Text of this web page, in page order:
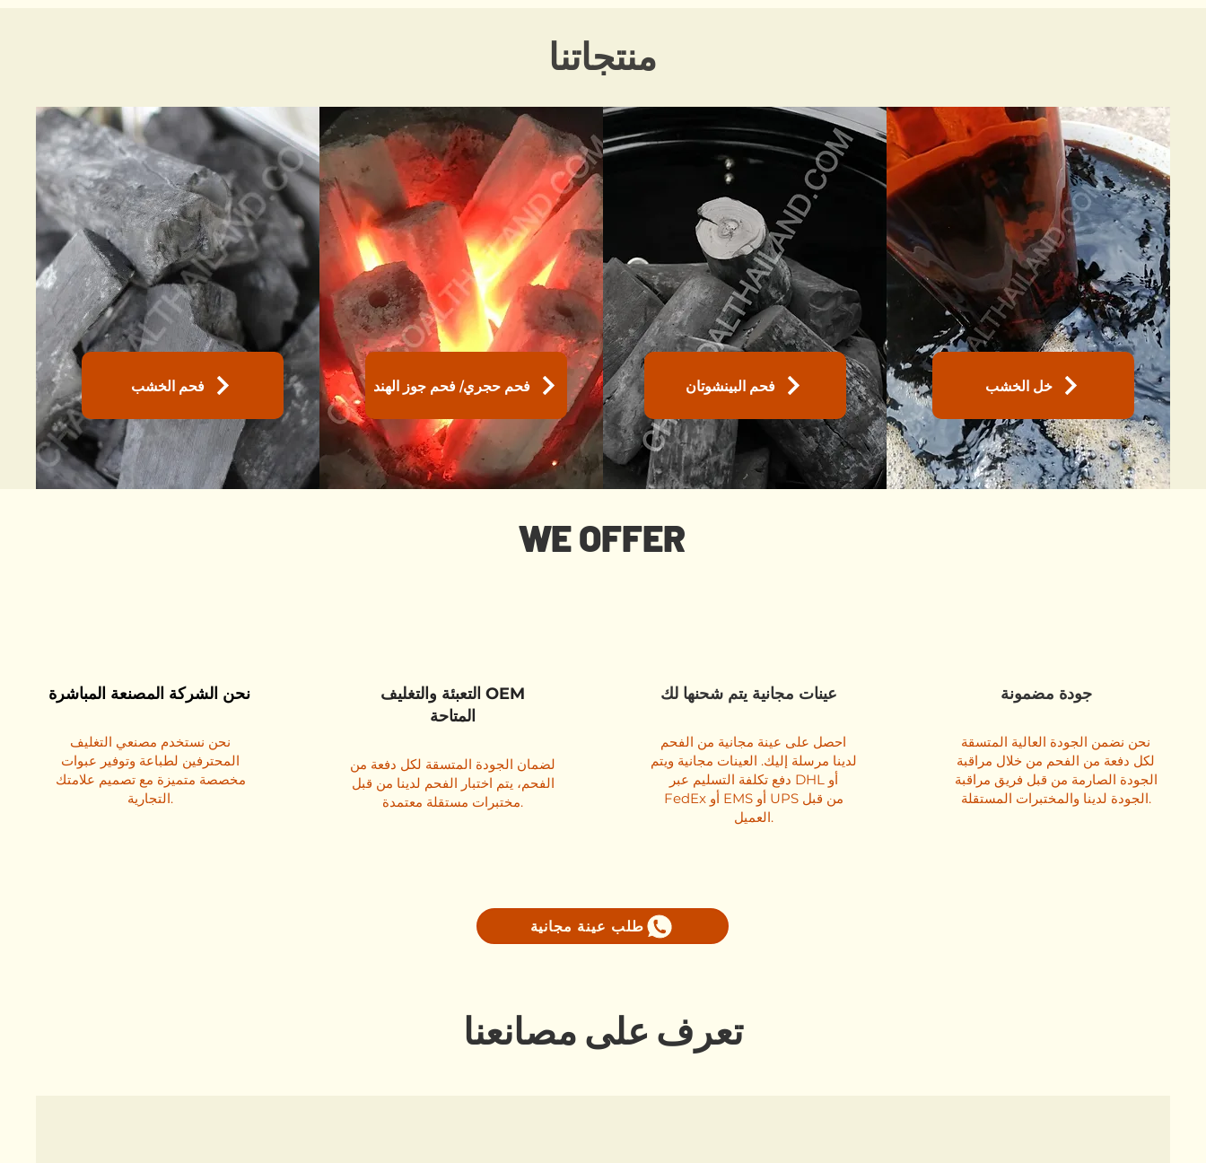
منتجاتنا
فحم الخشب فحم حجري/ فحم جوز الهند فحم البينشوتان خل الخشب
WE OFFER
نحن الشركة المصنعة المباشرة
نحن نستخدم مصنعي التغليف
المحترفين لطباعة وتوفير عبوات
مخصصة متميزة مع تصميم علامتك
التجارية.
التعبئة والتغليف OEM
المتاحة
لضمان الجودة المتسقة لكل دفعة من
الفحم، يتم اختبار الفحم لدينا من قبل
مختبرات مستقلة معتمدة.
عينات مجانية يتم شحنها لك
احصل على عينة مجانية من الفحم
لدينا مرسلة إليك. العينات مجانية ويتم
دفع تكلفة التسليم عبر DHL أو
FedEx أو EMS أو UPS من قبل
العميل.
جودة مضمونة
نحن نضمن الجودة العالية المتسقة
لكل دفعة من الفحم من خلال مراقبة
الجودة الصارمة من قبل فريق مراقبة
الجودة لدينا والمختبرات المستقلة.
طلب عينة مجانية
تعرف على مصانعنا